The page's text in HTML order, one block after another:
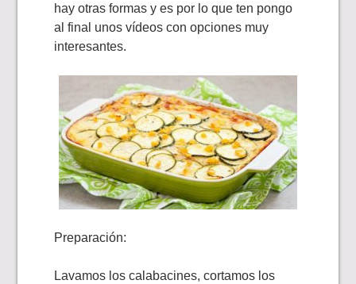
hay otras formas y es por lo que ten pongo
al final unos vídeos con opciones muy
interesantes.
Preparación:
Lavamos los calabacines, cortamos los